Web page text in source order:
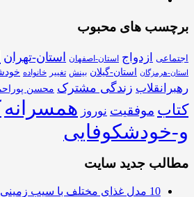
برچسب های محبوب
اجتماعی ازدواج استان-اصفهان استان-تهران
استان-هرمزگان استان-گیلان بینش تغییر خانواده
رهبرانقلاب زندگی مشترک محسن
کتاب موفقیت نوروز همسرانه
و-خودشکوفایی
مطالب جدید سایت
10 مدل غذای مختلف با سیب زمینی